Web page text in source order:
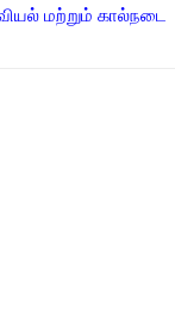
மற்றும் கால்நடை